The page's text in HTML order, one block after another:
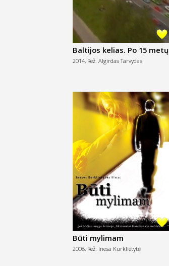
Baltijos kelias. Po 15 metų
2014, Rež. Algirdas Tarvydas
Būti mylimam
2008, Rež. Inesa Kurklietytė